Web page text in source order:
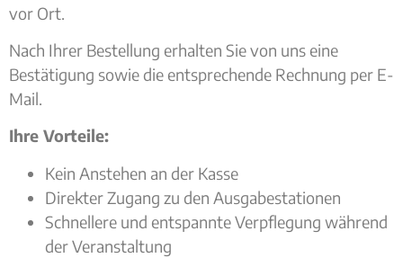
vor Ort.
Nach Ihrer Bestellung erhalten Sie von uns eine
Bestätigung sowie die entsprechende Rechnung per E-
Mail.
Ihre Vorteile:
Kein Anstehen an der Kasse
Direkter Zugang zu den Ausgabestationen
Schnellere und entspannte Verpflegung während
der Veranstaltung